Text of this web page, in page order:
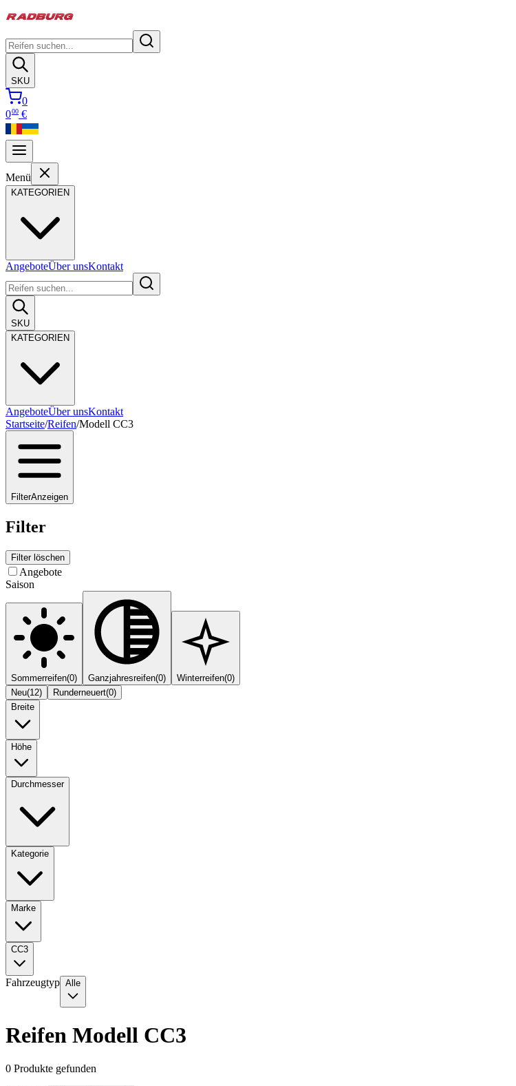
SKU
0
000 €
Menü
KATEGORIEN
AngeboteÜber unsKontakt
SKU
KATEGORIEN
AngeboteÜber unsKontakt
Startseite/Reifen/Modell CC3
FilterAnzeigen
Filter
Filter löschen
Angebote
Saison
Sommerreifen(0) Ganzjahresreifen(0) Winterreifen(0)
Neu(12) Runderneuert(0)
Breite
Höhe
Durchmesser
Kategorie
Marke
CC3
Fahrzeugtyp Alle
Reifen Modell CC3
0 Produkte gefunden